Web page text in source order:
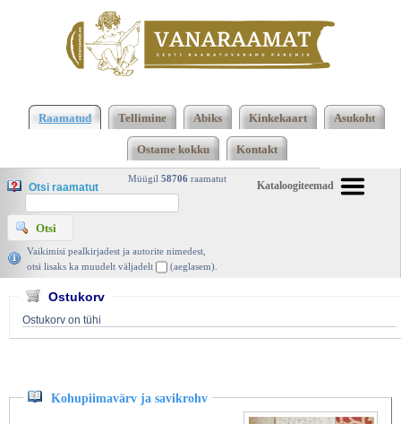
Kohupiimavärv ja savikrohv, Anu Jõesaar ja René
Pere, Ajakirjade Kirjastus 2009 | vanaraamat. ee
Raamatud Tellimine Abiks Kinkekaart Asukoht
Ostame kokku Kontakt
Kataloogiteemad
Müügil 58706 raamatut
Otsi raamatut
Vaikimisi pealkirjadest ja autorite nimedest,
otsi lisaks ka muudelt väljadelt
(aeglasem).
Ostukorv
Ostukorv on tühi
Kohupiimavärv ja savikrohv